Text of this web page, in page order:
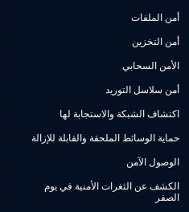
أمن الملفات
أمن التخزين
الأمن السحابي
أمن سلاسل التوريد
اكتشاف الشبكة والاستجابة لها
حماية الوسائط الملحقة والقابلة للإزالة
الوصول الآمن
الكشف عن الثغرات الأمنية في يوم
الصفر